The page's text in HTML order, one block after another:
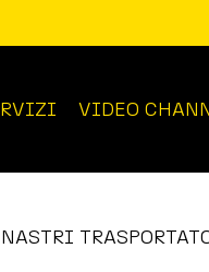
VIDEO
NASTRI